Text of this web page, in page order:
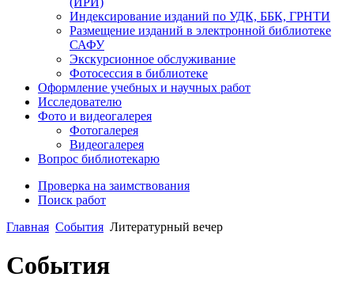
Индексирование изданий по УДК, ББК, ГРНТИ
Размещение изданий в электронной библиотеке
САФУ
Экскурсионное обслуживание
Фотосессия в библиотеке
Оформление учебных и научных работ
Исследователю
Фото и видеогалерея
Фотогалерея
Видеогалерея
Вопрос библиотекарю
Проверка на заимствования
Поиск работ
Главная События Литературный вечер
События